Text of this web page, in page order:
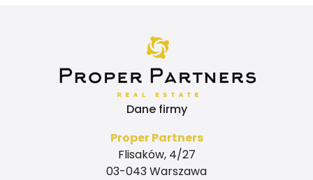
Dane firmy
Proper Partners
Flisaków, 4/27
03-043 Warszawa